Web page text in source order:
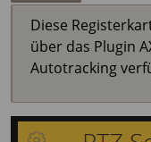
Diese
über das Plugin
Autotracking